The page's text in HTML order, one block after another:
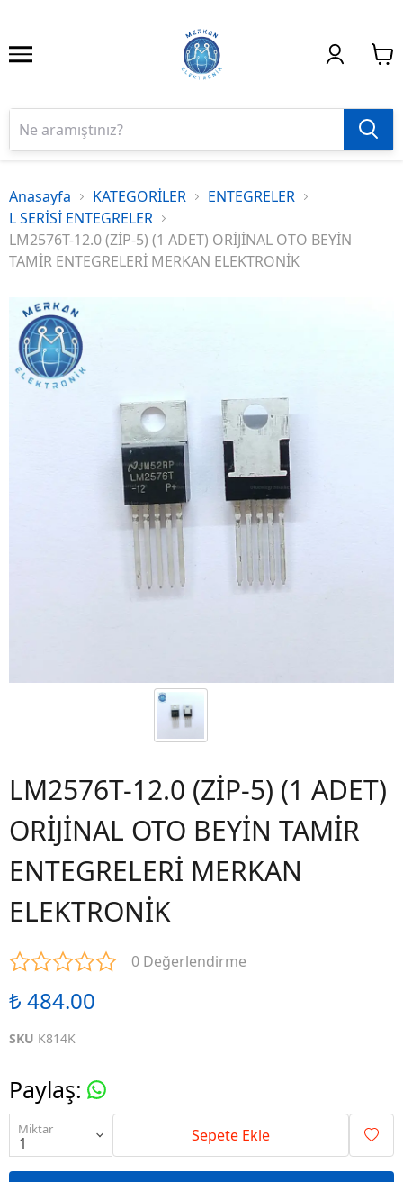
Anasayfa KATEGORİLER
ENTEGRELER
L SERİSİ ENTEGRELER
LM2576T-12.0 (ZİP-5) (1 ADET) ORİJİNAL OTO BEYİN
TAMİR ENTEGRELERİ MERKAN ELEKTRONİK
LM2576T-12.0 (ZİP-5) (1 ADET)
ORİJİNAL OTO BEYİN TAMİR
ENTEGRELERİ MERKAN
ELEKTRONİK
0 Değerlendirme
₺ 484.00
SKU K814K
Paylaş:
Miktar Sepete Ekle